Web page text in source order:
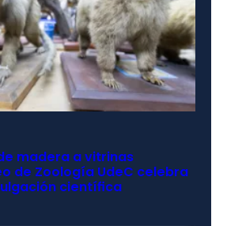
madera a vitrinas
de Zoología UdeC celebra
científica